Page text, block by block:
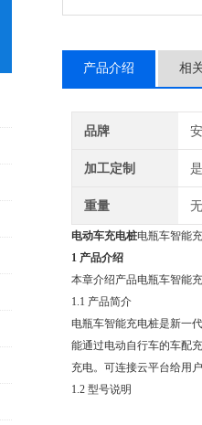
产品介绍 相
品牌
加工定制 是
重量
电动车充电桩电瓶车智能
1 产品介绍
本章介绍产品电瓶车智能
1.1 产品简介
电瓶车智能充电桩是新一
能通过电动自行车的车配
充电。可连接云平台给用
1.2 型号说明